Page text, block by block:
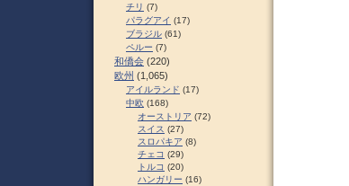
チリ (7)
パラグアイ (17)
ブラジル (61)
ペルー (7)
和僑会 (220)
欧州 (1,065)
アイルランド (17)
中欧 (168)
オーストリア (72)
スイス (27)
スロパキア (8)
チェコ (29)
トルコ (20)
ハンガリー (16)